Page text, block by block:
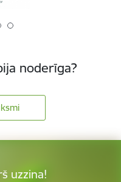
noderīga?
uzzina!